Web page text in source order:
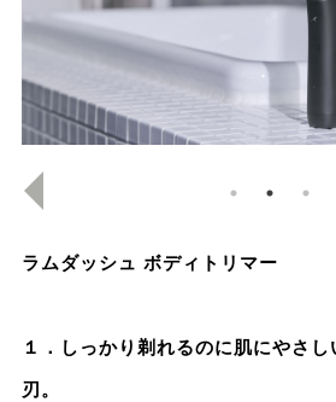
ラムダッシュ ボディトリマー
１．しっかり剃れるのに肌にやさ
刃。